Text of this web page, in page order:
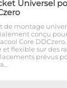
Universel
de montage
conçu
Core
et flexible sur des
prévus